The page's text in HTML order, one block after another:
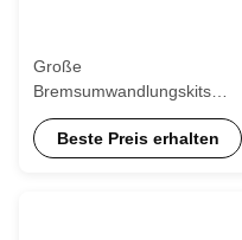
Große
Bremsumwandlungskits
kompatibel mit Subaru
Impreza WRX STI 6-Piston-
Beste Preis erhalten